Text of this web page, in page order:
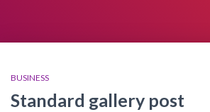
BUSINESS
Standard gallery post